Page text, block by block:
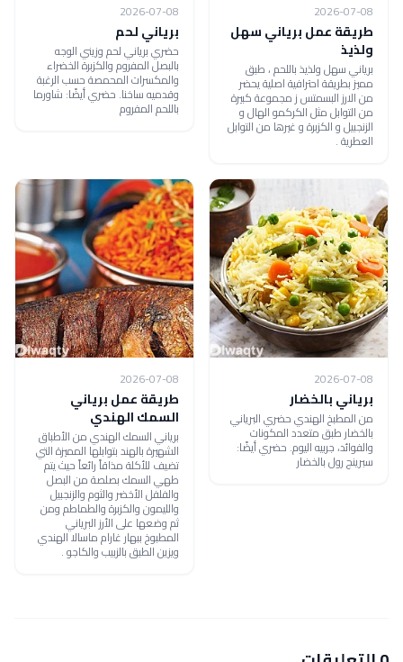
2026-07-08
طريقة عمل برياني سهل
ولذيذ
برياني سهل ولذيذ باللحم ، طبق
مميز بطريقة احترافية اصلية يحضر
من الارز البسمتس ز مجموعة كبيرة
من التوابل مثل الكركمو الهال و
الزنجبيل و الكزبرة و غيرها من التوابل
العطرية .
2026-07-08
برياني لحم
حضري برياني لحم وزيني الوجه
بالبصل المفروم والكزبرة الخضراء
والمكسرات المحمصة حسب الرغبة
وقدميه ساخنا. حضري أيضًا: شاورما
باللحم المفروم
2026-07-08
برياني بالخضار
من المطبخ الهندي حضري البرياني
بالخضار طبق متعدد المكونات
والفوائد، جربيه اليوم. حضري أيضًا:
سبرينج رول بالخضار
2026-07-08
طريقة عمل برياني
السمك الهندي
برياني السمك الهندي من الأطباق
الشهيرة بالهند بتوابلها المميزة التي
تضيف للأكلة مذاقاً رائعاً حيث يتم
طهي السمك بصلصة من البصل
والفلفل الأخضر والثوم والزنجبيل
والليمون والكزبرة والطماطم ومن
ثم وضعها على الأرز البرياني
المطبوخ ببهار غارام ماسالا الهندي
ويزين الطبق بالزبيب والكاجو .